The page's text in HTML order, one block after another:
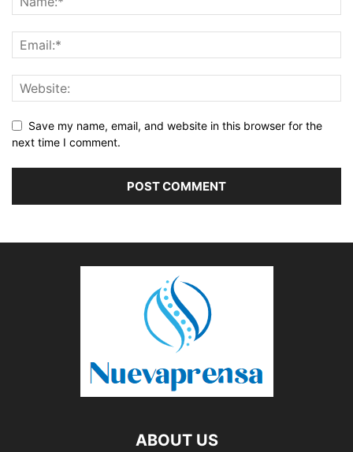
Save my name, email, and website in this browser for the
next time I comment.
ABOUT US